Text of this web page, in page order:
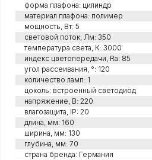
форма плафона: цилиндр
материал плафона: полимер
мощность, Вт: 5
световой поток, Лм: 350
температура света, К: 3000
индекс цветопередачи, Ra: 85
угол рассеивания, °: 120
количество ламп: 1
цоколь: встроенный светодиод
напряжение, В: 220
влагозащита, IP: 20
длина, мм: 160
ширина, мм: 130
глубина, мм: 70
страна бренда: Германия